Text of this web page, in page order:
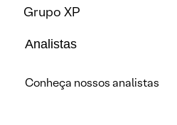
Grupo XP
Analistas
Conheça nossos analistas